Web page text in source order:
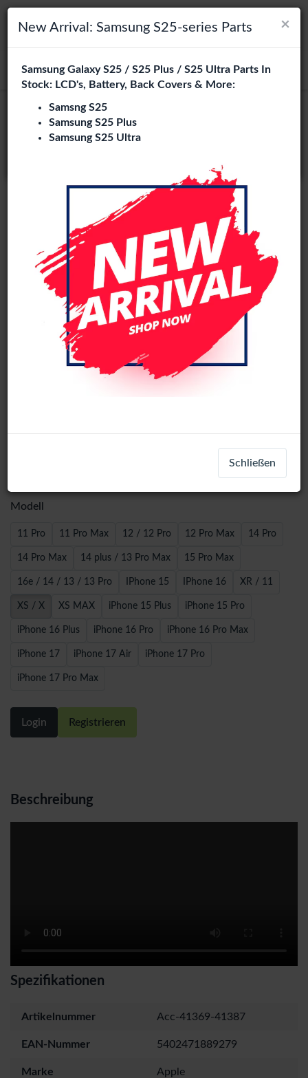
×
Wählen Sie Ihre Sprache
Es sieht so aus, als wären Sie in Vereinigte Staaten
Besuchen Sie
Navigation umschalten
suchen
Login
Wave MAGIC Glass Box Dust-
Extraction (Clear) - iPhone XS / X
Modell
11 Pro 11 Pro Max 12 / 12 Pro 12 Pro Max 14 Pro
14 Pro Max 14 plus / 13 Pro Max 15 Pro Max
16e / 14 / 13 / 13 Pro IPhone 15 IPhone 16 XR / 11
XS / X XS MAX iPhone 15 Plus iPhone 15 Pro
iPhone 16 Plus iPhone 16 Pro iPhone 16 Pro Max
iPhone 17 iPhone 17 Air iPhone 17 Pro
iPhone 17 Pro Max
Login Registrieren
Beschreibung
Spezifikationen
Artikelnummer Acc-41369-41387
EAN-Nummer 5402471889279
Marke Apple
×
New Arrival: Samsung S25-series Parts
Samsung Galaxy S25 / S25 Plus / S25 Ultra Parts In
Stock: LCD's, Battery, Back Covers & More:
Samsng S25
Samsung S25 Plus
Samsung S25 Ultra
Schließen